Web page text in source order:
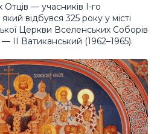
Отців — учасників І-го
відбувся 325 року у місті
Церкви Вселенських Соборів
ІІ Ватиканський (1962–1965).